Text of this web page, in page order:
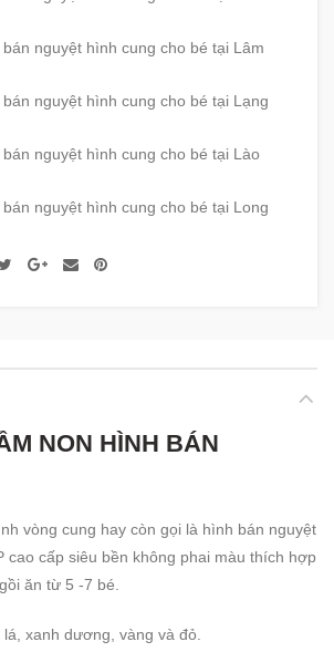
nguyệt hình cung cho bé tại Lâm
nguyệt hình cung cho bé tại Lạng
nguyệt hình cung cho bé tại Lào
nguyệt hình cung cho bé tại Long
NON HÌNH BÁN
vòng cung hay còn gọi là hình bán nguyệt
cao cấp siêu bền không phai màu thích hợp
ăn từ 5 -7 bé.
xanh dương, vàng và đỏ.